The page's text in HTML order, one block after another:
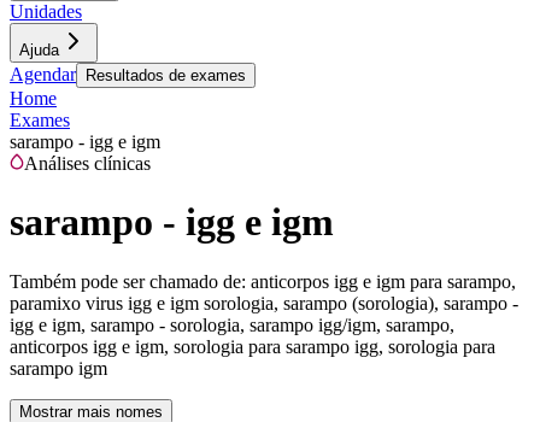
Unidades
Ajuda
Agendar Resultados de exames
Home
Exames
sarampo - igg e igm
Análises clínicas
sarampo - igg e igm
Também pode ser chamado de: anticorpos igg e igm para sarampo,
paramixo virus igg e igm sorologia, sarampo (sorologia), sarampo -
igg e igm, sarampo - sorologia, sarampo igg/igm, sarampo,
anticorpos igg e igm, sorologia para sarampo igg, sorologia para
sarampo igm
Mostrar mais nomes